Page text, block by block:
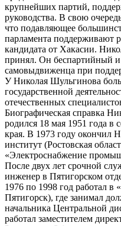
крупнейших партий,
руководства. В свою
что подавляющее
парламента поддерживают
кандидата от Хакасии.
принял. Он беспартийный и
самовыдвиженца при
У Николая Шульгинова
государственной
отечественных
Биографическая справка
родился 18 мая 1951 года в
края. В 1973 году окончил
институт (Ростовская
«Электроснабжение
После двух лет срочной
инженер в Пятигорском
1976 по 1998 год работал в
Пятигорск), где занимал
начальника Центральной
работал заместителем